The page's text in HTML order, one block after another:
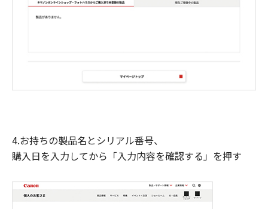
4.お持ちの製品名とシリアル番号、
購入日を入力してから「入力内容を確認する」を押す